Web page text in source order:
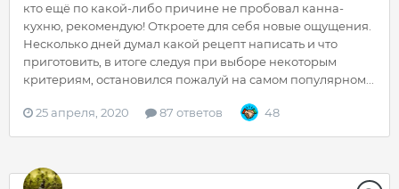
кто ещё по какой-либо причине не пробовал канна-
кухню, рекомендую! Откроете для себя новые ощущения.
Несколько дней думал какой рецепт написать и что
приготовить, в итоге следуя при выборе некоторым
критериям, остановился пожалуй на самом популярном...
25 апреля, 2020 87 ответов 48